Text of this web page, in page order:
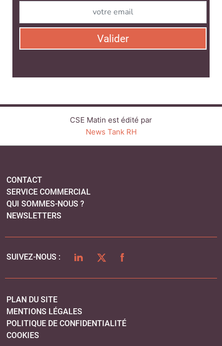
Valider
CSE Matin est édité par
News Tank RH
CONTACT
SERVICE COMMERCIAL
QUI SOMMES-NOUS ?
NEWSLETTERS
SUIVEZ-NOUS : LINKEDINTWITTERFACEBOOK
PLAN DU SITE
MENTIONS LÉGALES
POLITIQUE DE CONFIDENTIALITÉ
COOKIES